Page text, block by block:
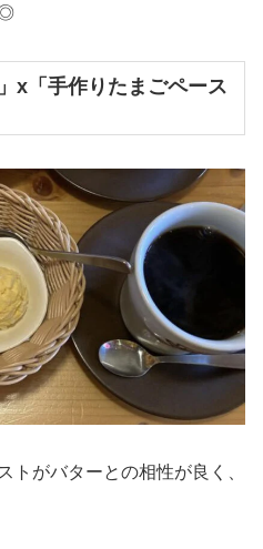
◎
x「手作りたまごペース
トがバターとの相性が良く、